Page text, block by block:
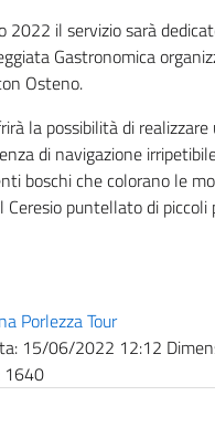
2022 il servizio sarà
Gastronomica
Osteno.
la possibilità di
di navigazione
boschi che colorano le
Ceresio puntellato di piccoli
Porlezza Tour
15/06/2022 12:12
1640